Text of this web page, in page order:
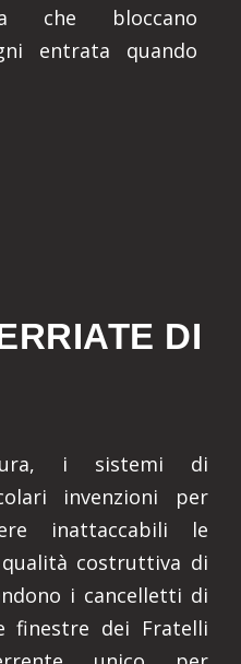
che bloccano
entrata quando
DI
i sistemi di
invenzioni per
inattaccabili le
costruttiva di
i cancelletti di
finestre dei Fratelli